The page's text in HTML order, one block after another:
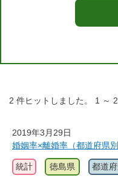
2 件ヒットしました。 1 ～ 2
2019年3月29日
婚姻率×離婚率（都道府県別
統計 徳島県 都道